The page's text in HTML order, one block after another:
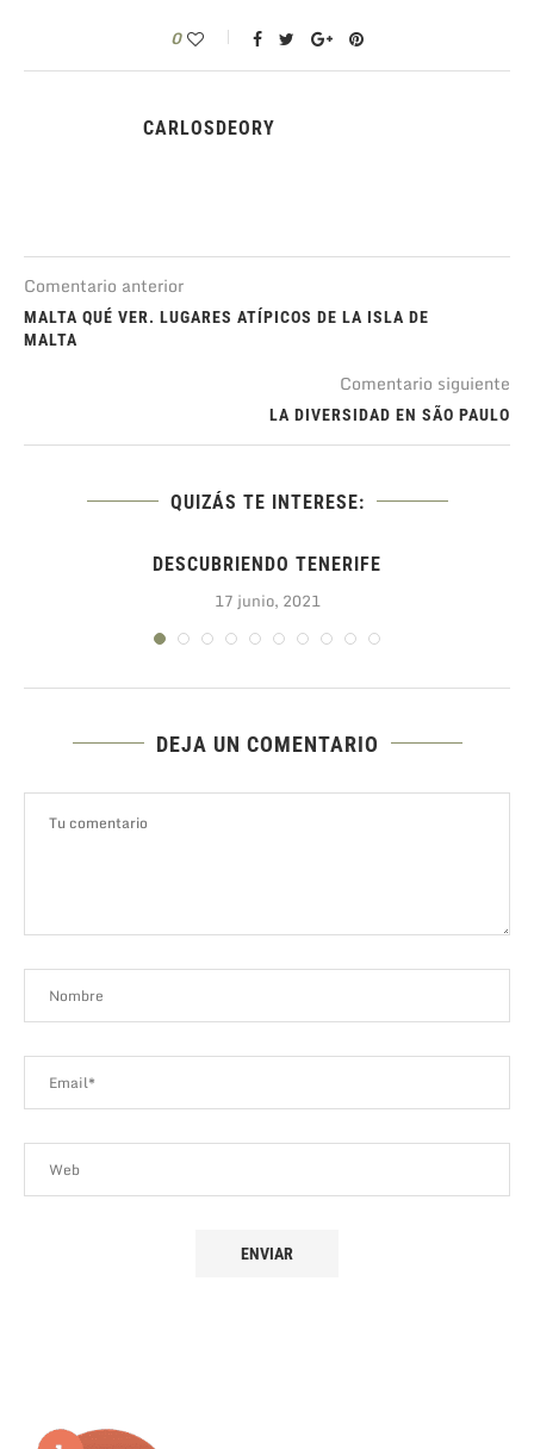
0
CARLOSDEORY
Comentario anterior
MALTA QUÉ VER. LUGARES ATÍPICOS DE LA ISLA DE
MALTA
Comentario siguiente
LA DIVERSIDAD EN SÃO PAULO
QUIZÁS TE INTERESE:
DESCUBRIENDO TENERIFE
17 junio, 2021
DEJA UN COMENTARIO